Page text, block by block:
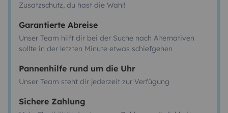
Zusatzschutz, du hast die Wahl!
Garantierte Abreise
Unser Team hilft dir bei der Suche nach Alternativen
sollte in der letzten Minute etwas schiefgehen
Pannenhilfe rund um die Uhr
Unser Team steht dir jederzeit zur Verfügung
Sichere Zahlung